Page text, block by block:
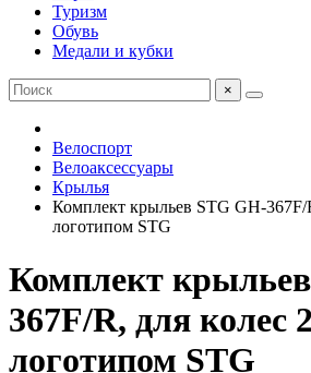
Туризм
Обувь
Медали и кубки
×
Велоспорт
Велоаксессуары
Крылья
Комплект крыльев STG GH-367F/
логoтипом STG
Комплект
367F/R, для колес
логoтипом STG